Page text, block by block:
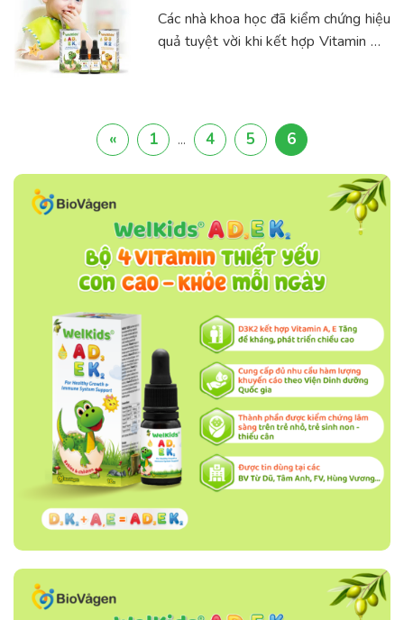
Các nhà khoa học đã kiểm chứng hiệu
quả tuyệt vời khi kết hợp Vitamin D3
« 1 … 4 5 6